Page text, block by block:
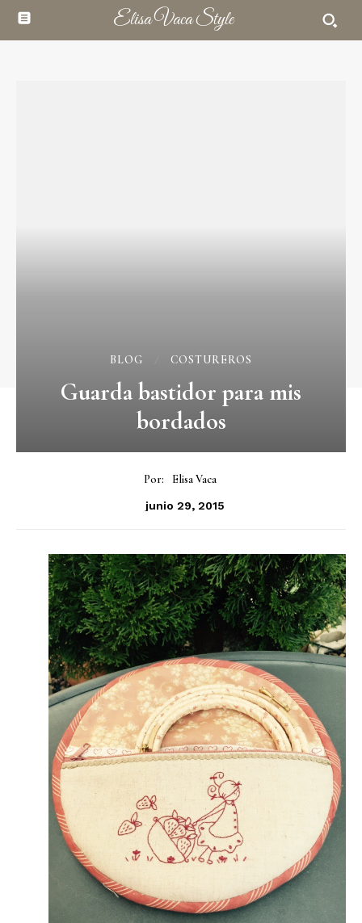
Elisa Vaca Style
BLOG COSTUREROS
Guarda bastidor para mis
bordados
Por: Elisa Vaca
junio 29, 2015